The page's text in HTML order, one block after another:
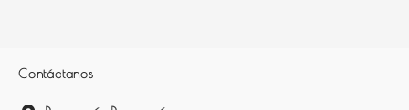
Contáctanos